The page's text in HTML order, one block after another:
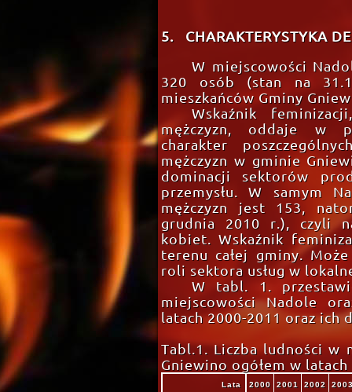
5. CHARAKTERYSTYKA
W miejscowości
320 osób (stan na
mieszkańców Gminy
Wskaźnik
mężczyzn, oddaje w
charakter
mężczyzn w gminie
dominacji sektorów
przemysłu. W samym
mężczyzn jest 153,
grudnia 2010 r.), czyli
kobiet. Wskaźnik
terenu całej gminy.
roli sektora usług w
W tabl. 1.
miejscowości Nadole
latach 2000-2011 oraz ich
Tabl.1. Liczba ludności w
Gniewino ogółem w latach
Lata 2000 2001 2002